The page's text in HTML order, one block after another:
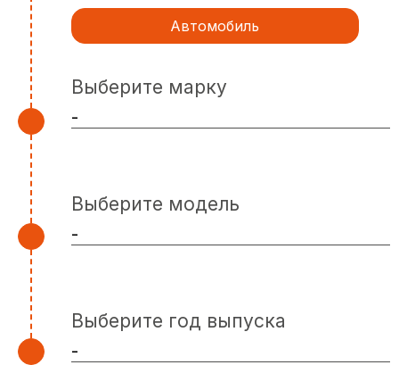
Автомобиль
Выберите марку
Выберите модель
Выберите год выпуска